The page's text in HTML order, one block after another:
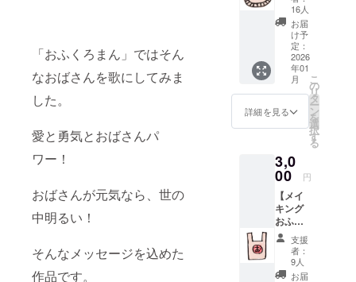
「おふくろまん」ではそん
なおばさんを歌にしてみま
した。
愛と勇気とおばさんパ
ワー！
おばさんが元気なら、世の
中明るい！
そんなメッセージを込めた
作品です。
たMVの
エンド
ロール
にお名
前記載
（希望
者の
み） ・
名入り
でお礼
のメッ
をお送
りしま
す ・完
成した
MVの公
開URL
を一般
に先駆
けてお
送りし
16人
お届
け予
定：
2026
年01
月
詳細を見る
こ
の
リ
タ
ー
ン
を
選
択
す
る
3,0
00 円
【メイ
キング
おふく
ろま
ん】 ・
完成し
たMVの
支援
者：
9人
お届